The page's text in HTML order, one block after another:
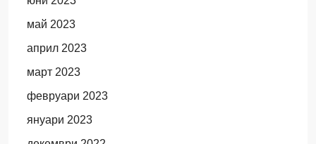
май 2023
април 2023
март 2023
февруари 2023
януари 2023